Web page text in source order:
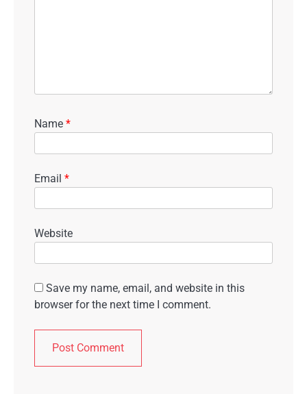
Name *
Email *
Website
Save my name, email, and website in this
browser for the next time I comment.